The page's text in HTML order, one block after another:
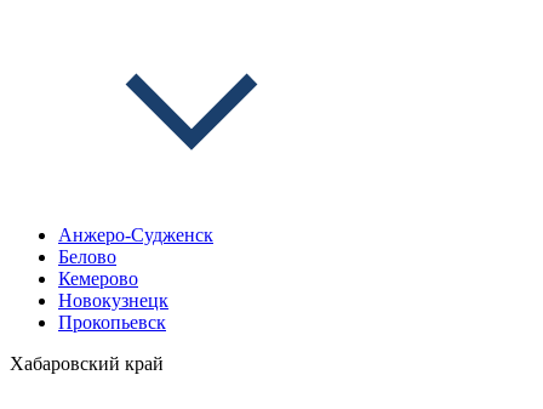
Анжеро-Судженск
Белово
Кемерово
Новокузнецк
Прокопьевск
Хабаровский край